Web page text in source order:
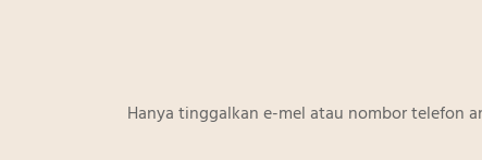
Hanya tinggalkan e-mel atau nombor telefon